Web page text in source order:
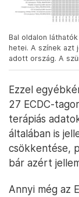
Bal oldalon
hetei. A színek azt
adott ország. A
Ezzel
27 ECDC-
terápiás
általában is
csökkentése,
bár azért
Annyi még az